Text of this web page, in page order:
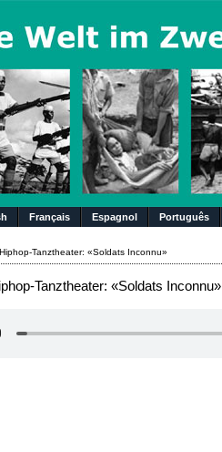
Français Espagnol Português
Tanztheater: «Soldats Inconnu»
Tanztheater: «Soldats Inconnu»